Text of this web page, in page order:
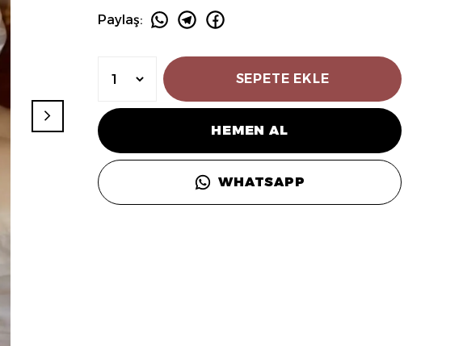
Paylaş:
SEPETE EKLE
HEMEN AL
WHATSAPP